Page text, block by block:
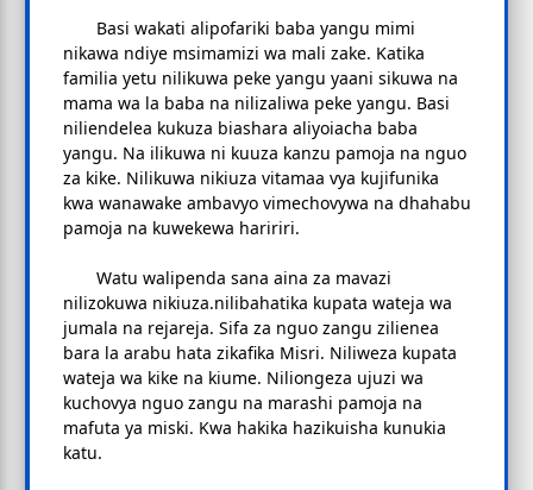
Basi wakati alipofariki baba yangu mimi
nikawa ndiye msimamizi wa mali zake. Katika
familia yetu nilikuwa peke yangu yaani sikuwa na
mama wa la baba na nilizaliwa peke yangu. Basi
niliendelea kukuza biashara aliyoiacha baba
yangu. Na ilikuwa ni kuuza kanzu pamoja na nguo
za kike. Nilikuwa nikiuza vitamaa vya kujifunika
kwa wanawake ambavyo vimechovywa na dhahabu
pamoja na kuwekewa haririri.
Watu walipenda sana aina za mavazi
nilizokuwa nikiuza.nilibahatika kupata wateja wa
jumala na rejareja. Sifa za nguo zangu zilienea
bara la arabu hata zikafika Misri. Niliweza kupata
wateja wa kike na kiume. Niliongeza ujuzi wa
kuchovya nguo zangu na marashi pamoja na
mafuta ya miski. Kwa hakika hazikuisha kunukia
katu.